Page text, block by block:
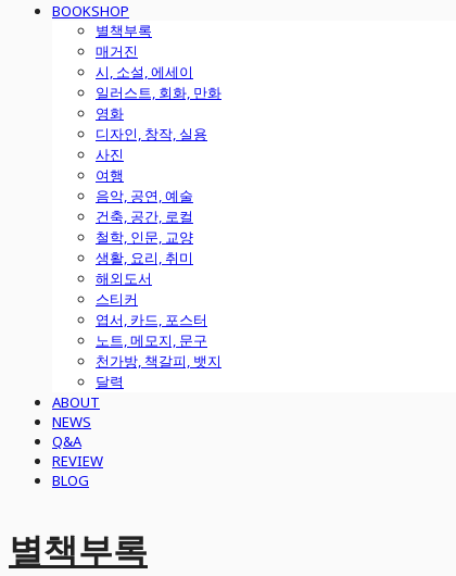
BOOKSHOP
별책부록
매거진
시, 소설, 에세이
일러스트, 회화, 만화
영화
디자인, 창작, 실용
사진
여행
음악, 공연, 예술
건축, 공간, 로컬
철학, 인문, 교양
생활, 요리, 취미
해외도서
스티커
엽서, 카드, 포스터
노트, 메모지, 문구
천가방, 책갈피, 뱃지
달력
ABOUT
NEWS
Q&A
REVIEW
BLOG
별책부록